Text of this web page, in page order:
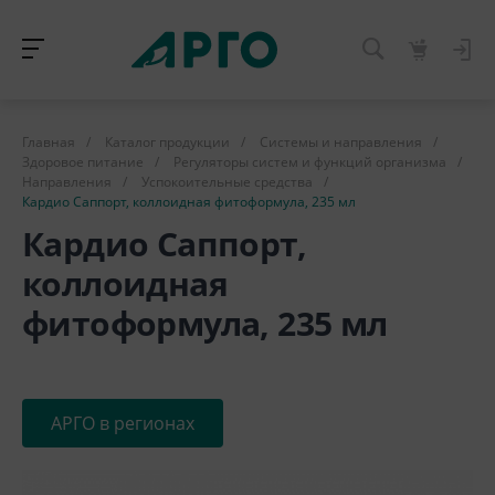
Главная / Каталог продукции / Системы и направления
/
Здоровое питание
/ Регуляторы систем и функций организма
/
Направления
/ Успокоительные средства
/
Кардио Саппорт, коллоидная фитоформула, 235 мл
Кардио Саппорт,
коллоидная
фитоформула, 235 мл
АРГО в регионах